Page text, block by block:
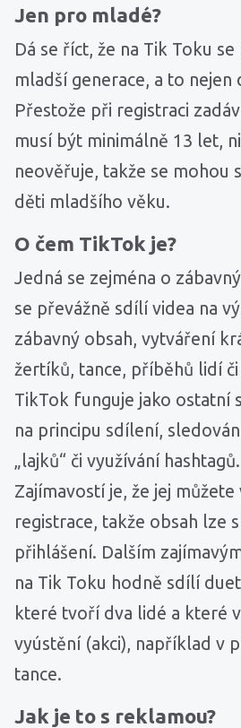
Jen pro mladé?
Dá se říct, že na Tik Toku
mladší generace, a to nejen
Přestože při registraci
musí být minimálně 13 let,
neověřuje, takže se mohou
děti mladšího věku.
O čem TikTok je?
Jedná se zejména o
se převážně sdílí videa na
zábavný obsah, vytváření
žertíků, tance, příběhů lidí či
TikTok funguje jako ostatní
na principu sdílení,
„lajků“ či využívání hashtagů.
Zajímavostí je, že jej můžete
registrace, takže obsah lze
přihlášení. Dalším
na Tik Toku hodně sdílí
které tvoří dva lidé a které
vyústění (akci), například v
tance.
Jak je to s reklamou?